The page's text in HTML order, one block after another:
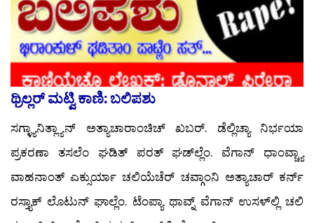
ಥ್ರಿಲ್ಲರ್ ಮಟ್ವಿ ಕಾಣಿ: ಬಲಿಪಶು
ಸಗ್ಳ್ಯಾನಿತ್ಲ್ಯಾನ್ ಅತ್ಯಾಚಾರಾಂಚಿಚ್ ಖಬರ್. ಡೆಲ್ಲಿಚ್ಯಾ ನಿರ್ಭಯಾ
ಪ್ರಕರಣಾ ತಸಲೆಂ ಘಡಿತ್ ಪರತ್ ಘಡ್‍ಲ್ಲೆಂ. ವೆಗಾನ್ ಧಾಂವ್ಚ್ಯಾ
ವಾಹನಾಂತ್ ಎಕ್ಸುರ್ಯಾ ಚಲಿಯೆಚೆರ್ ಚವ್ಗಾಂನಿ ಅತ್ಯಾಚಾರ್ ಕರ್ನ್
ರಸ್ತ್ಯಾಕ್ ಲೊಟುನ್ ಘಾಲ್ಲೆಂ. ಟೆಂಪ್ಯಾ ಥಾವ್ನ್ ವೆಗಾನ್ ಉಸಳ್‍ಲ್ಲಿ ಚಲಿ